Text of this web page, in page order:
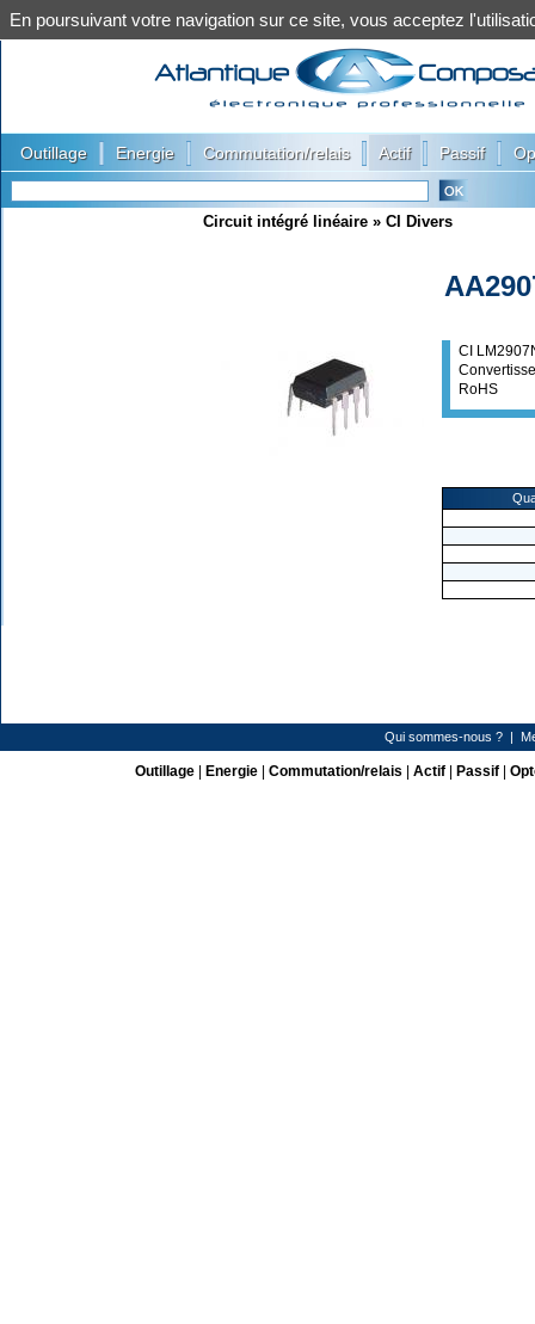
Outillage Energie Commutation/relais Actif Passif
Circuit intégré linéaire » CI Divers
CI
RoHS
Qui sommes-nous ? |
Outillage| Energie| Commutation/relais Actif| Passif|
En poursuivant votre navigation sur ce site, vous acceptez